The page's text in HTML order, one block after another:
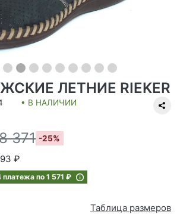
ЛЕТНИЕ RIEKER
• В НАЛИЧИИ
371 -25%
₽
платежа по 1 571 ₽
Таблица размеров